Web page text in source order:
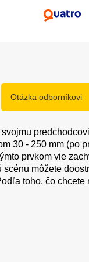
Otázka odborníkovi
30 - 250 mm (po
prvkom vie
môžete
toho, čo chcete